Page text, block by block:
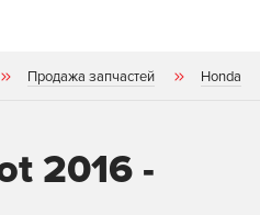
Продажа запчастей Honda
2016 -